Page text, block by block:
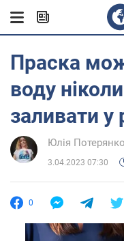
Праска
воду
заливати у
Юлія Потерянко
3.04.2023 07:30
0